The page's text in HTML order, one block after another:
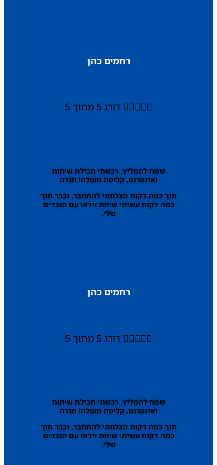
רחמים כהן
 דורג 5 מתוך 5
שמח להמליץ, רכשתי חבילת שיחות
ואינטרנט, קליטה מעולה! תודה
תוך כמה דקות הצלחתי להתחבר, וכבר תוך
כמה דקות עשיתי שיחת וידאו עם הנכדים
שלי.
רחמים כהן
 דורג 5 מתוך 5
שמח להמליץ, רכשתי חבילת שיחות
ואינטרנט, קליטה מעולה! תודה
תוך כמה דקות הצלחתי להתחבר, וכבר תוך
כמה דקות עשיתי שיחת וידאו עם הנכדים
שלי.